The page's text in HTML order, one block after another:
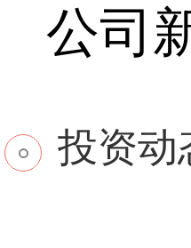
公司
投资动